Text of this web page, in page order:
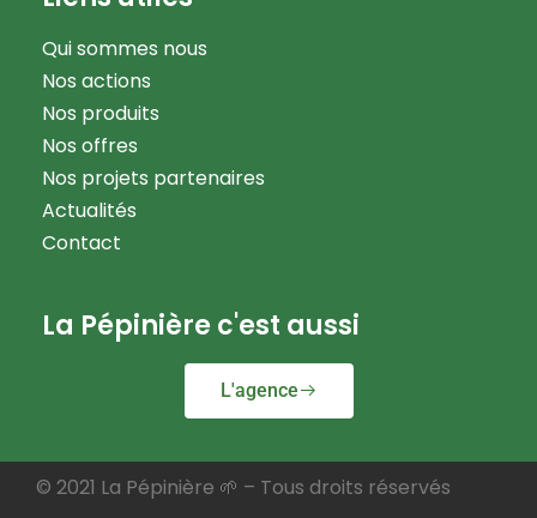
Qui sommes nous
Nos actions
Nos produits
Nos offres
Nos projets partenaires
Actualités
Contact
La Pépinière c'est aussi
L'agence
© 2021 La Pépinière 🌱 – Tous droits réservés